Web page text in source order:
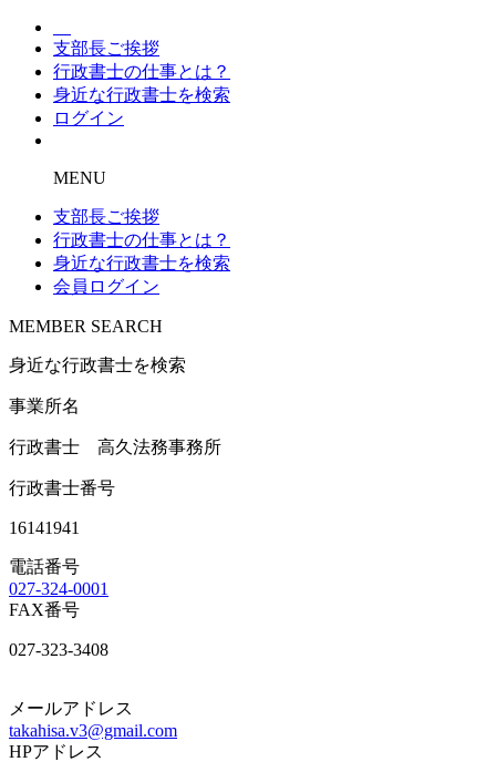
支部長ご挨拶
行政書士の仕事とは？
身近な行政書士を検索
ログイン
MENU
支部長ご挨拶
行政書士の仕事とは？
身近な行政書士を検索
会員ログイン
MEMBER SEARCH
身近な行政書士を検索
事業所名
行政書士 高久法務事務所
行政書士番号
16141941
電話番号
027-324-0001
FAX番号
027-323-3408
メールアドレス
takahisa.v3@gmail.com
HPアドレス